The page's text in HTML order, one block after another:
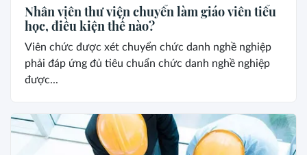
Nhân viên thư viện chuyển làm giáo viên tiểu
học, điều kiện thế nào?
Viên chức được xét chuyển chức danh nghề nghiệp
phải đáp ứng đủ tiêu chuẩn chức danh nghề nghiệp
được...